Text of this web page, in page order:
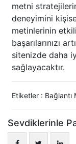
metni
deneyimini
metinlerinin
başarılarınızı
sitenizde daha
sağlayacaktır.
Etiketler : Bağlantı
Sevdiklerinle